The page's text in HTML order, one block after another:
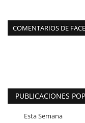
COMENTARIOS DE
PUBLICACIONES
Esta Semana